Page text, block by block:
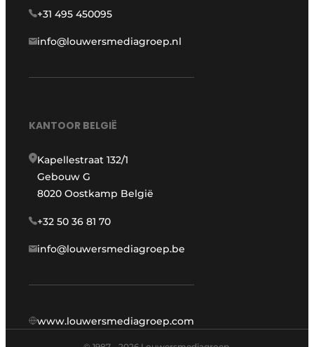
+31 495 450095
info@louwersmediagroep.nl
KANTOOR BELGIË
Kapellestraat 132/1
Gebouw G
8020 Oostkamp België
+32 50 36 81 70
info@louwersmediagroep.be
www.louwersmediagroep.com